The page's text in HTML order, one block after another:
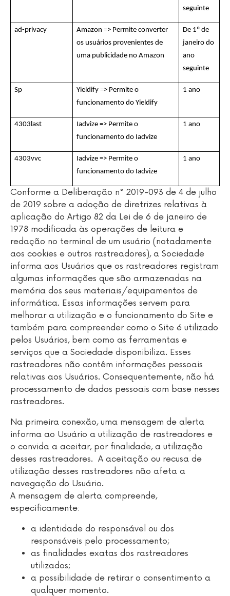
seguinte
ad-privacy
Amazon => Permite converter
os usuários provenientes de
uma publicidade no Amazon
De 1º de
janeiro do
ano
seguinte
Sp
Yieldify => Permite o
funcionamento do Yieldify
1 ano
4303last
Iadvize => Permite o
funcionamento do Iadvize
1 ano
4303vvc
Iadvize => Permite o
funcionamento do Iadvize
1 ano
Conforme a Deliberação n° 2019-093 de 4 de julho
de 2019 sobre a adoção de diretrizes relativas à
aplicação do Artigo 82 da Lei de 6 de janeiro de
1978 modificada às operações de leitura e
redação no terminal de um usuário (notadamente
aos cookies e outros rastreadores), a Sociedade
informa aos Usuários que os rastreadores registram
algumas informações que são armazenadas na
memória dos seus materiais/equipamentos de
informática. Essas informações servem para
melhorar a utilização e o funcionamento do Site e
também para compreender como o Site é utilizado
pelos Usuários, bem como as ferramentas e
serviços que a Sociedade disponibiliza. Esses
rastreadores não contêm informações pessoais
relativas aos Usuários. Consequentemente, não há
processamento de dados pessoais com base nesses
rastreadores.
Na primeira conexão, uma mensagem de alerta
informa ao Usuário a utilização de rastreadores e
o convida a aceitar, por finalidade, a utilização
desses rastreadores. A aceitação ou recusa de
utilização desses rastreadores não afeta a
navegação do Usuário.
A mensagem de alerta compreende,
especificamente:
a identidade do responsável ou dos
responsáveis pelo processamento;
as finalidades exatas dos rastreadores
utilizados;
a possibilidade de retirar o consentimento a
qualquer momento.